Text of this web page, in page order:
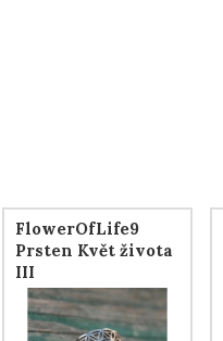
FlowerOfLife9
Prsten Květ života
III